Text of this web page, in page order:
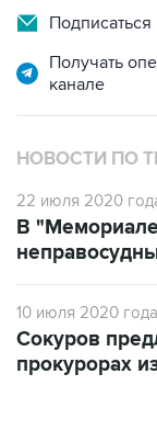
Подписаться
Получать
канале
НОВОСТИ ПО
22 июля 2020
В
10 июля 2020 года
Сокуров
прокурорах